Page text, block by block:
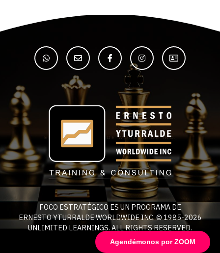
Agendémonos por ZOOM
FOCO ESTRATÉGICO ES UN PROGRAMA DE
ERNESTO YTURRALDE WORLDWIDE INC. © 1985-2026
UNLIMITED LEARNINGS. ALL RIGHTS RESERVED.